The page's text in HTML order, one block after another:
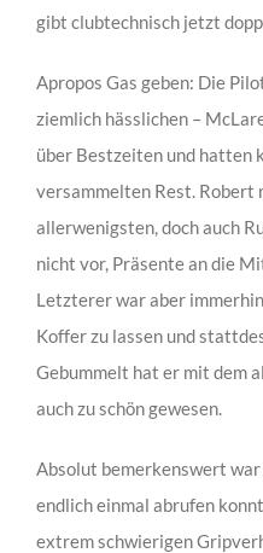
gibt clubtechnisch jetzt
Apropos Gas geben: Die
ziemlich hässlichen –
über Bestzeiten und hatten
versammelten Rest. Robert
allerwenigsten, doch auch
nicht vor, Präsente an die
Letzterer war aber
Koffer zu lassen und
Gebummelt hat er mit dem
auch zu schön gewesen.
Absolut bemerkenswert
endlich einmal abrufen
extrem schwierigen